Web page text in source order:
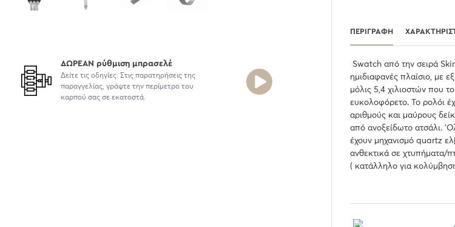
ΔΩΡΕΑΝ ρύθμιση μπρασελέ
Δείτε τις οδηγίες. Στις παρατηρήσεις της
παραγγελίας, γράψτε την περίμετρο του
καρπού σας σε εκατοστά.
ΠΕΡΙΓΡΑΦΉ
Swatch από την σειρά
ημιδιαφανές πλαίσιο, με
μόλις 5,4 χιλιοστών που
ευκολοφόρετο. Το ρολόι
αριθμούς και μαύρους
από ανοξείδωτο ατσάλι.
έχουν μηχανισμό quartz
ανθεκτικά σε χτυπήματα/
( κατάλληλο για